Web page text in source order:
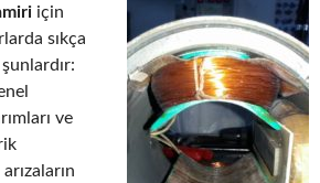
için
sıkça
ve